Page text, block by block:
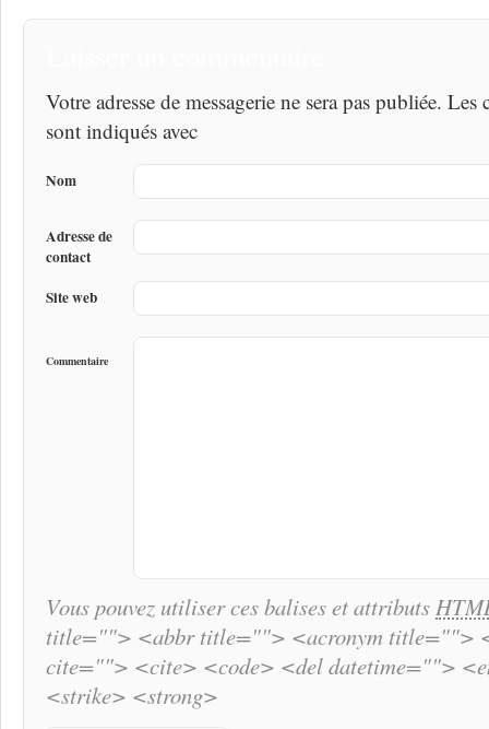
Votre adresse de messagerie ne sera pas publiée.
sont indiqués avec
Nom
Adresse de
contact
Site web
Commentaire
Vous pouvez utiliser ces balises et attributs
title=""> <abbr title=""> <acronym title="">
cite=""> <cite> <code> <del datetime="">
<strike> <strong>